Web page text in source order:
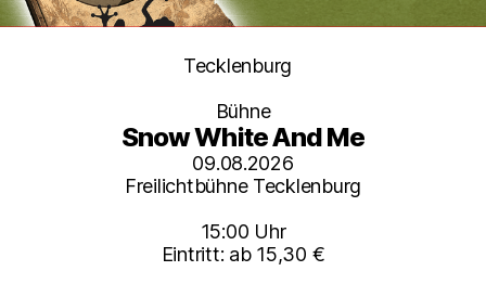
Kategorien
Tecklenburg
Bühne
Snow White And Me
09.08.2026
Freilichtbühne Tecklenburg
15:00 Uhr
Eintritt: ab 15,30 €